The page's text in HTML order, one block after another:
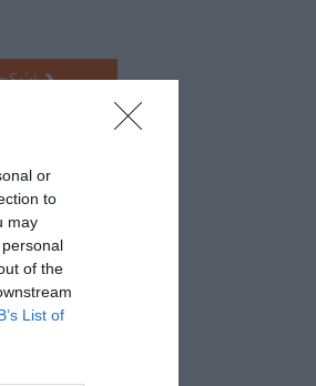
or
to
may
of the
List of
❯